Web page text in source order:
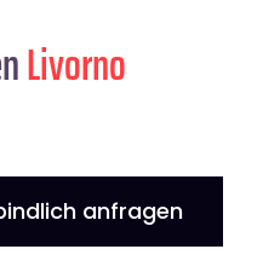
Livorno
anfragen